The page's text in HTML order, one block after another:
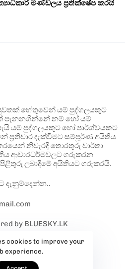
මණ්ඩලය ප්‍රතික්ෂේප කරයි
හේතුවෙන් යම් පුද්ගලයකුට
පැනනගින්නේ නම් හෝ යම්
යම් පුද්ගලයකුට හෝ පාර්ශ්වයකට
දැක්වීමට සම්පූර්ණ අයිතිය
නිවැරදි තොරතුරු වාර්තා
ආචාරධර්මවලට ගරුකරන
ලබාදීමේ අයිතියට ගරුකරයි.
දැනුම්දෙන්න..
by BLUESKY.LK
cookies to improve your
experience.